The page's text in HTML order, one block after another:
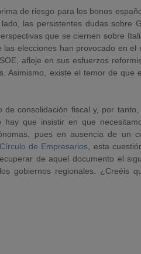
de riesgo para los bonos
las persistentes dudas sobre
que se ciernen sobre
elecciones han provocado en el
afloje en sus esfuerzos
Asimismo, existe el temor de que
consolidación fiscal y, por tanto,
hay que insistir en que
pues en ausencia de un
de Empresarios , esta
de aquel documento el
gobiernos regionales. ¿Creéis